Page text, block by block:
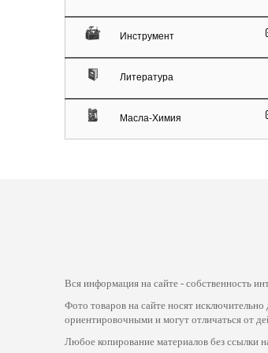
Инструмент
Литература
Масла-Химия
Вся информация на сайте - собственность
Фото товаров на сайте носят
ориентировочными и могут отличаться от
Любое копирование материалов без ссылки